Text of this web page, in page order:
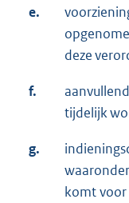
e.
deze
f.
tijdelijk
g.
komt voor